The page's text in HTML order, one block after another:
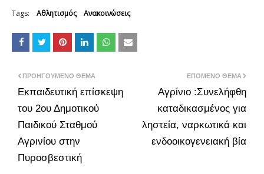
Tags: Αθλητισμός Ανακοινώσεις
ΕΠΌΜΕΝΟ ΘΈΜΑ
Αγρίνιο :Συνελήφθη
καταδικασμένος για
ληστεία, ναρκωτικά και
ενδοοικογενειακή βία
ΠΡΟΗΓΟΎΜΕΝΟ ΘΈΜΑ
Εκπαιδευτική επίσκεψη
του 2ου Δημοτικού
Παιδικού Σταθμού
Αγρινίου στην
Πυροσβεστική